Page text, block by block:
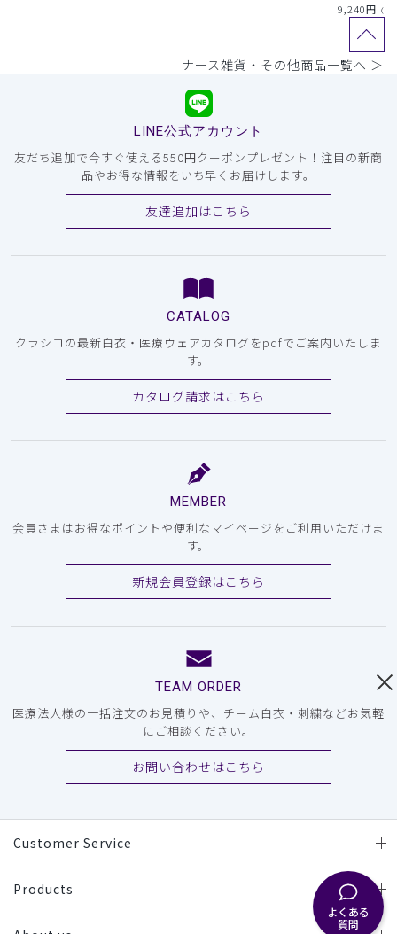
よくある
質問
9,240円 （税
ナース雑貨・その他商品一覧へ ＞
LINE公式アカウント
友だち追加で今すぐ使える550円クーポンプレゼント！注目の新商
品やお得な情報をいち早くお届けします。
友達追加はこちら
CATALOG
クラシコの最新白衣・医療ウェアカタログをpdfでご案内いたしま
す。
カタログ請求はこちら
MEMBER
会員さまはお得なポイントや便利なマイページをご利用いただけま
す。
新規会員登録はこちら
TEAM ORDER
医療法人様の一括注文のお見積りや、チーム白衣・刺繍などお気軽
にご相談ください。
お問い合わせはこちら
Customer Service
Products